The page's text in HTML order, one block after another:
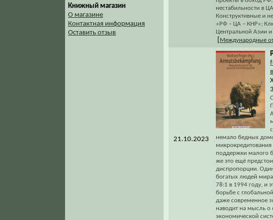
Книжный магазин
О магазине
Контактная информация
Оставить отзыв
нестабильности в
Конструктивные и
«РФ – ЦА – КНР»;
Центральной Азии и
Международные
21.10.2023
немало бедных
поддержки малого
же это ещё
диспропорции.
богатых людей
78:1 в 1994 году, и
борьбе с
даже современное
наводит на мысль о
экономической